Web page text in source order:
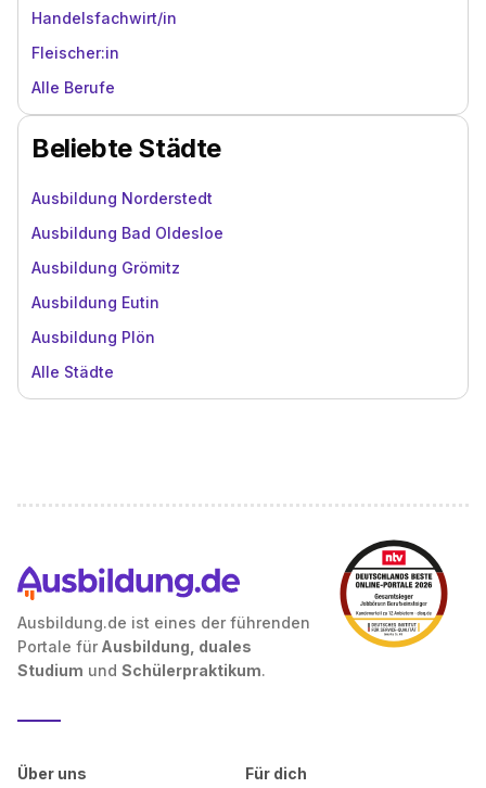
Handelsfachwirt/in
Fleischer:in
Alle Berufe
Beliebte Städte
Ausbildung Norderstedt
Ausbildung Bad Oldesloe
Ausbildung Grömitz
Ausbildung Eutin
Ausbildung Plön
Alle Städte
Ausbildung.de ist eines der führenden
Portale für Ausbildung, duales
Studium und Schülerpraktikum.
Über uns Für dich